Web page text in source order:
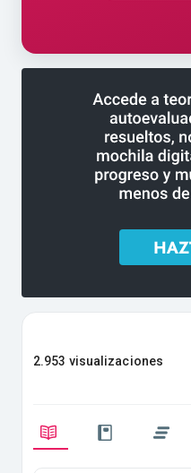
2.953 visualizaciones